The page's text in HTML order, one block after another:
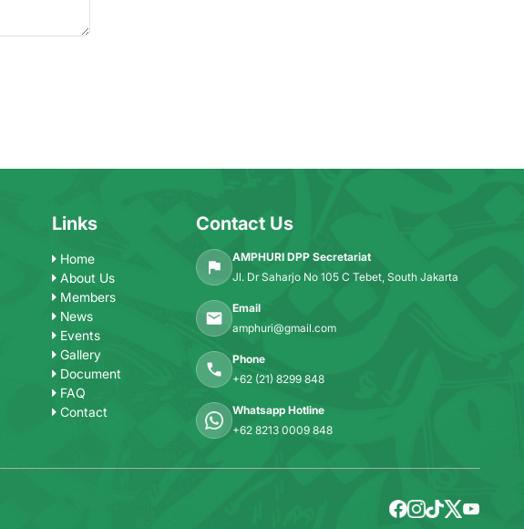
Links
Home
About Us
Members
News
Events
Gallery
Document
FAQ
Contact
Contact Us
AMPHURI DPP Secretariat
Jl. Dr Saharjo No 105 C Tebet, South Jakarta
Email
amphuri@gmail.com
Phone
+62 (21) 8299 848
Whatsapp Hotline
+62 8213 0009 848